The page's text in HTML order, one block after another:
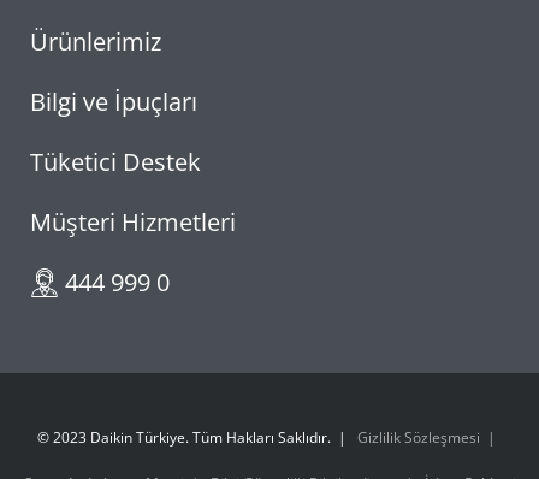
Ürünlerimiz
Bilgi ve İpuçları
Tüketici Destek
Müşteri Hizmetleri
444 999 0
© 2023 Daikin Türkiye. Tüm Hakları Saklıdır. Gizlilik Sözleşmesi